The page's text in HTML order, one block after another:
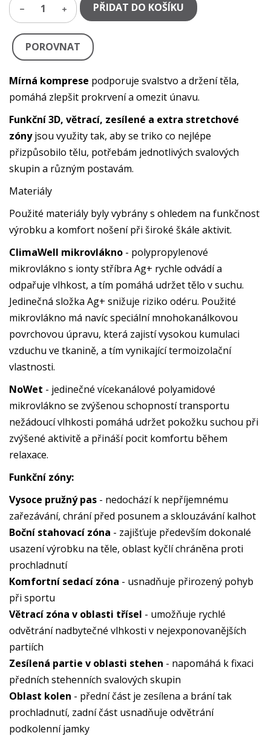
1 PŘIDAT DO KOŠÍKU
POROVNAT
Mírná komprese podporuje svalstvo a držení těla,
pomáhá zlepšit prokrvení a omezit únavu.
Funkční 3D, větrací, zesílené a extra stretchové
zónyjsou využity tak, aby se triko co nejlépe
přizpůsobilo tělu, potřebám jednotlivých svalových
skupin a různým postavám.
Materiály
Použité materiály byly vybrány s ohledem na funkčnost
výrobku a komfort nošení při široké škále aktivit.
ClimaWell mikrovlákno - polypropylenové
mikrovlákno s ionty stříbra Ag+ rychle odvádí a
odpařuje vlhkost, a tím pomáhá udržet tělo v suchu.
Jedinečná složka Ag+ snižuje riziko odéru. Použité
mikrovlákno má navíc speciální mnohokanálkovou
povrchovou úpravu, která zajistí vysokou kumulaci
vzduchu ve tkanině, a tím vynikající termoizolační
vlastnosti.
NoWet - jedinečné vícekanálové polyamidové
mikrovlákno se zvýšenou schopností transportu
nežádoucí vlhkosti pomáhá udržet pokožku suchou při
zvýšené aktivitě a přináší pocit komfortu během
relaxace.
Funkční zóny:
Vysoce pružný pas - nedochází k nepříjemnému
zařezávání, chrání před posunem a sklouzávání kalhot
Boční stahovací zóna - zajišťuje především dokonalé
usazení výrobku na těle, oblast kyčlí chráněna proti
prochladnutí
Komfortní sedací zóna - usnadňuje přirozený pohyb
při sportu
Větrací zóna v oblasti třísel - umožňuje rychlé
odvětrání nadbytečné vlhkosti v nejexponovanějších
partiích
Zesílená partie v oblasti stehen - napomáhá k fixaci
předních stehenních svalových skupin
Oblast kolen - přední část je zesílena a brání tak
prochladnutí, zadní část usnadňuje odvětrání
podkolenní jamky